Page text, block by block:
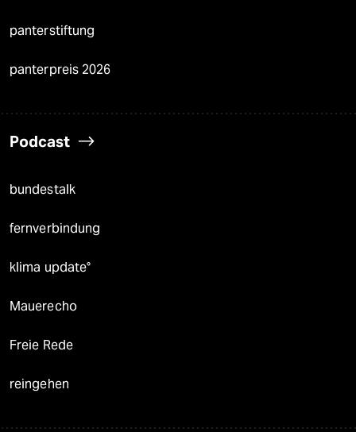
panterstiftung
panterpreis 2026
Podcast
bundestalk
fernverbindung
klima update°
Mauerecho
Freie Rede
reingehen